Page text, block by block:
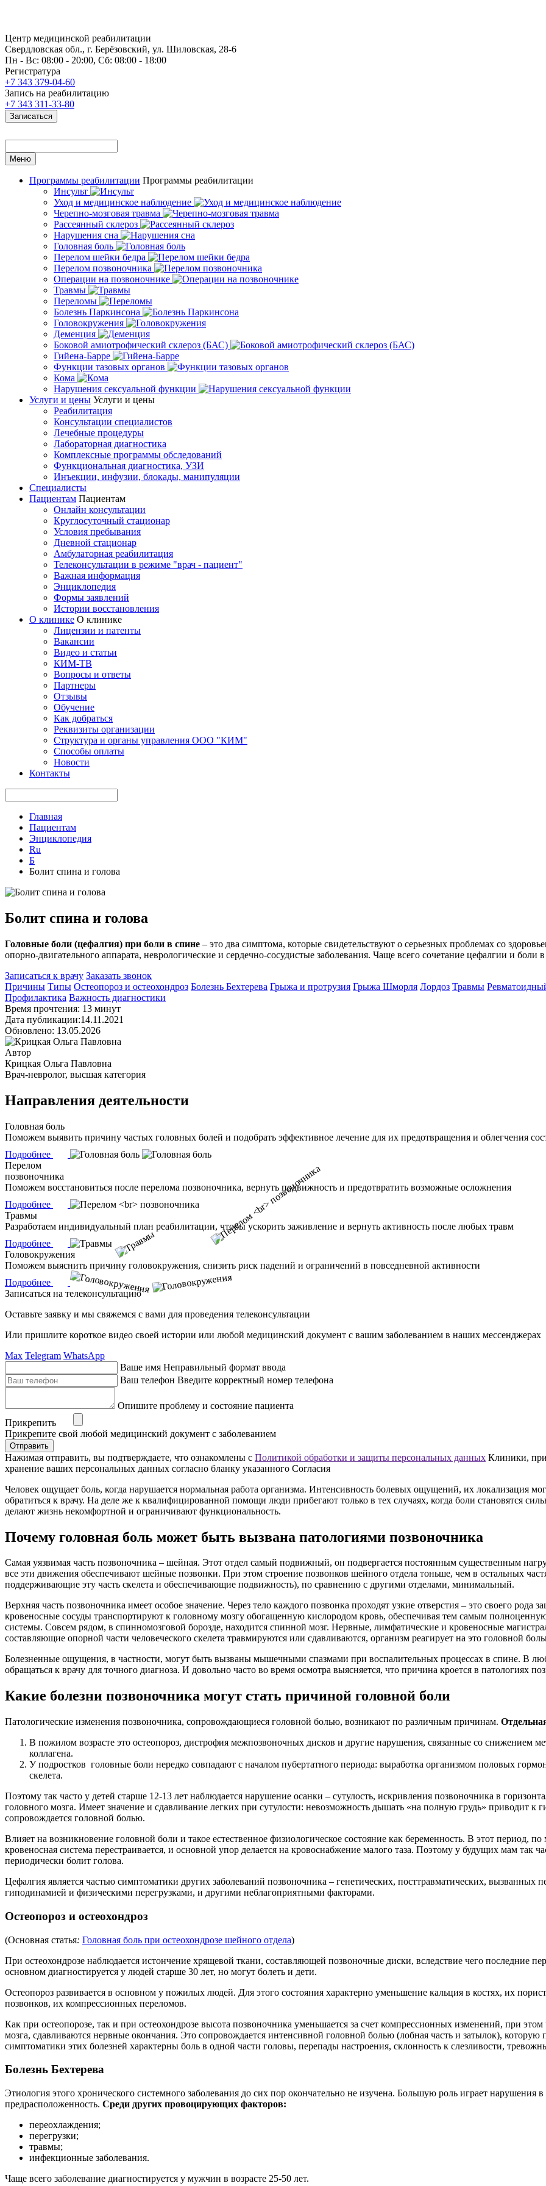
Центр медицинской реабилитации
Свердловская обл., г. Берёзовский, ул. Шиловская, 28-6
Пн - Вс: 08:00 - 20:00, Сб: 08:00 - 18:00
Регистратура
+7 343 379-04-60
Запись на реабилитацию
+7 343 311-33-80
Записаться
Меню
Программы реабилитации Программы реабилитации
Инсульт
Уход и медицинское наблюдение
Черепно-мозговая травма
Рассеянный склероз
Нарушения сна
Головная боль
Перелом шейки бедра
Перелом позвоночника
Операции на позвоночнике
Травмы
Переломы
Болезнь Паркинсона
Головокружения
Деменция
Боковой амиотрофический склероз (БАС)
Гийена-Барре
Функции тазовых органов
Кома
Нарушения сексуальной функции
Услуги и цены Услуги и цены
Реабилитация
Консультации специалистов
Лечебные процедуры
Лабораторная диагностика
Комплексные программы обследований
Функциональная диагностика, УЗИ
Инъекции, инфузии, блокады, манипуляции
Специалисты
Пациентам Пациентам
Онлайн консультации
Круглосуточный стационар
Условия пребывания
Дневной стационар
Амбулаторная реабилитация
Телеконсультации в режиме "врач - пациент"
Важная информация
Энциклопедия
Формы заявлений
Истории восстановления
О клинике О клинике
Лицензии и патенты
Вакансии
Видео и статьи
КИМ-ТВ
Вопросы и ответы
Партнеры
Отзывы
Обучение
Как добраться
Реквизиты организации
Структура и органы управления ООО "КИМ"
Способы оплаты
Новости
Контакты
Главная
Пациентам
Энциклопедия
Ru
Б
Болит спина и голова
Болит спина и голова
Головные боли (цефалгия) при боли в спине – это два симптома, которые свидетельствуют о серьезных проблемах со
опорно-двигательного аппарата, неврологические и сердечно-сосудистые заболевания. Чаще всего сочетание цефалгии и
Записаться к врачу Заказать звонок
Причины Типы Остеопороз и остеохондроз Болезнь Бехтерева Грыжа и протрузия Грыжа Шморля Лордоз Травмы
Профилактика Важность диагностики
Время прочтения: 13 минут
Дата публикации:14.11.2021
Обновлено: 13.05.2026
Автор
Крицкая Ольга Павловна
Врач-невролог, высшая категория
Направления деятельности
Головная боль
Поможем выявить причину частых головных болей и подобрать эффективное лечение для их предотвращения и облегчения
Подробнее
Перелом
позвоночника
Поможем восстановиться после перелома позвоночника, вернуть подвижность и предотвратить возможные осложнения
Подробнее
Травмы
Разработаем индивидуальный план реабилитации, чтобы ускорить заживление и вернуть активность после любых травм
Подробнее
Головокружения
Поможем выяснить причину головокружения, снизить риск падений и ограничений в повседневной активности
Подробнее
Записаться на телеконсультацию
Оставьте заявку и мы свяжемся с вами для проведения телеконсультации
Или пришлите короткое видео своей истории или любой медицинский документ с вашим заболеванием в наших мессенджерах
Max Telegram WhatsApp
Ваше имя Неправильный формат ввода
Ваш телефон Введите корректный номер телефона
Опишите проблему и состояние пациента
Прикрепить
Прикрепите свой любой медицинский документ с заболеванием
Отправить
Нажимая отправить, вы подтверждаете, что ознакомлены с Политикой обработки и защиты персональных данных Клиники,
хранение ваших персональных данных согласно бланку указанного Согласия
Человек ощущает боль, когда нарушается нормальная работа организма. Интенсивность болевых ощущений, их локализация
обратиться к врачу. На деле же к квалифицированной помощи люди прибегают только в тех случаях, когда боли становятся
делают жизнь некомфортной и ограничивают функциональность.
Почему головная боль может быть вызвана патологиями позвоночника
Самая уязвимая часть позвоночника – шейная. Этот отдел самый подвижный, он подвергается постоянным существенным
все эти движения обеспечивают шейные позвонки. При этом строение позвонков шейного отдела тоньше, чем в остальных
поддерживающие эту часть скелета и обеспечивающие подвижность), по сравнению с другими отделами, минимальный.
Верхняя часть позвоночника имеет особое значение. Через тело каждого позвонка проходят узкие отверстия – это своего
кровеносные сосуды транспортируют к головному мозгу обогащенную кислородом кровь, обеспечивая тем самым
системы. Совсем рядом, в спинномозговой борозде, находится спинной мозг. Нервные, лимфатические и кровеносные
составляющие опорной части человеческого скелета травмируются или сдавливаются, организм реагирует на это головной
Болезненные ощущения, в частности, могут быть вызваны мышечными спазмами при воспалительных процессах в спине. В
обращаться к врачу для точного диагноза. И довольно часто во время осмотра выясняется, что причина кроется в патологиях
Какие болезни позвоночника могут стать причиной головной боли
Патологические изменения позвоночника, сопровождающиеся головной болью, возникают по различным причинам.
В пожилом возрасте это остеопороз, дистрофия межпозвоночных дисков и другие нарушения, связанные со снижением
коллагена.
У подростков головные боли нередко совпадают с началом пубертатного периода: выработка организмом половых
скелета.
Поэтому так часто у детей старше 12-13 лет наблюдается нарушение осанки – сутулость, искривления позвоночника в
головного мозга. Имеет значение и сдавливание легких при сутулости: невозможность дышать «на полную грудь» приводит к
сопровождается головной болью.
Влияет на возникновение головной боли и такое естественное физиологическое состояние как беременность. В этот период,
кровеносная система перестраивается, и основной упор делается на кровоснабжение малого таза. Поэтому у будущих мам так
периодически болит голова.
Цефалгия является частью симптоматики других заболеваний позвоночника – генетических, посттравматических,
гиподинамией и физическими перегрузками, и другими неблагоприятными факторами.
Остеопороз и остеохондроз
(Основная статья: Головная боль при остеохондрозе шейного отдела)
При остеохондрозе наблюдается истончение хрящевой ткани, составляющей позвоночные диски, вследствие чего последние
основном диагностируется у людей старше 30 лет, но могут болеть и дети.
Остеопороз развивается в основном у пожилых людей. Для этого состояния характерно уменьшение кальция в костях, их
позвонков, их компрессионных переломов.
Как при остеопорозе, так и при остеохондрозе высота позвоночника уменьшается за счет компрессионных изменений, при
мозга, сдавливаются нервные окончания. Это сопровождается интенсивной головной болью (лобная часть и затылок),
симптоматики этих болезней характерны боль в одной части головы, перепады настроения, склонность к слезливости,
Болезнь Бехтерева
Этиология этого хронического системного заболевания до сих пор окончательно не изучена. Большую роль играет нарушения
предрасположенность. Среди других провоцирующих факторов:
переохлаждения;
перегрузки;
травмы;
инфекционные заболевания.
Чаще всего заболевание диагностируется у мужчин в возрасте 25-50 лет.